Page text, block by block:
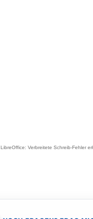
LibreOffice: Verbreitete Schreib-Fehler